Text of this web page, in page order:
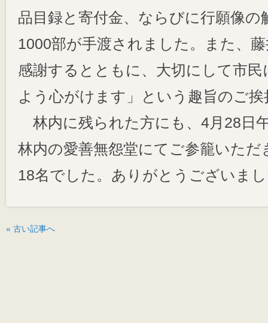
品目録と寄付金、ならびに行願像の
1000部が手渡されました。また、
感謝するとともに、大切にして市
よう心がけます」という趣旨のご
林内に残られた方にも、4月28日
林内の愛善無怨堂にてご参籠いただ
18名でした。ありがとうございま
« 古い記事へ